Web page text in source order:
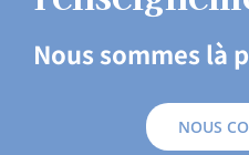
Nous sommes là
NOUS